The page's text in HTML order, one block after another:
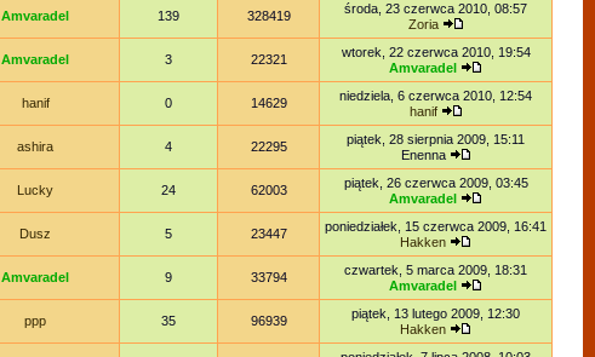
Amvaradel 139 328419
środa, 23 czerwca 2010, 08:57
Zoria
Amvaradel 3 22321
wtorek, 22 czerwca 2010, 19:54
Amvaradel
hanif 0 14629
niedziela, 6 czerwca 2010, 12:54
hanif
ashira 4 22295
piątek, 28 sierpnia 2009, 15:11
Enenna
Lucky 24 62003
piątek, 26 czerwca 2009, 03:45
Amvaradel
Dusz 5 23447
poniedziałek, 15 czerwca 2009, 16:41
Hakken
Amvaradel 9 33794
czwartek, 5 marca 2009, 18:31
Amvaradel
ppp 35 96939
piątek, 13 lutego 2009, 12:30
Hakken